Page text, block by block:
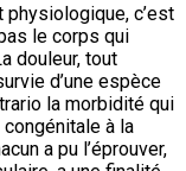
physiologique, c’est
le corps qui
douleur, tout
d’une espèce
la morbidité qui
à la
a pu l’éprouver,